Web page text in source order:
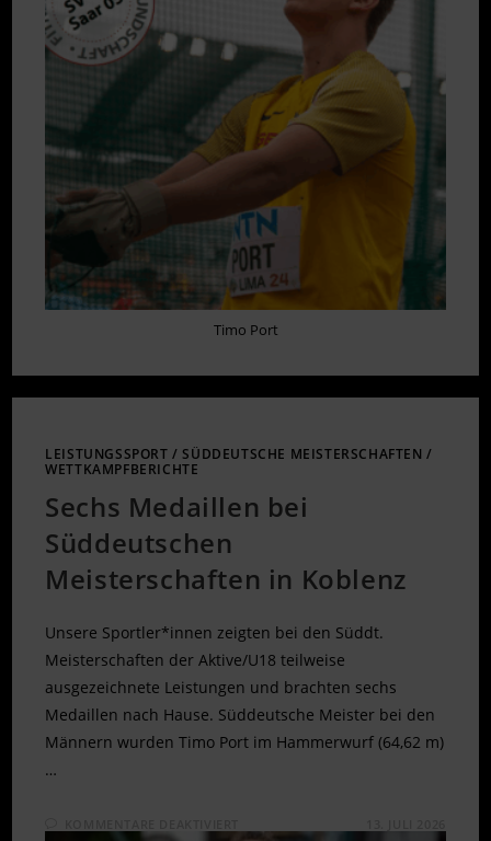
WATTENSCHEID
Timo Port
LEISTUNGSSPORT / SÜDDEUTSCHE MEISTERSCHAFTEN /
WETTKAMPFBERICHTE
Sechs Medaillen bei
Süddeutschen
Meisterschaften in Koblenz
Unsere Sportler*innen zeigten bei den Süddt.
Meisterschaften der Aktive/U18 teilweise
ausgezeichnete Leistungen und brachten sechs
Medaillen nach Hause. Süddeutsche Meister bei den
Männern wurden Timo Port im Hammerwurf (64,62 m)
…